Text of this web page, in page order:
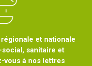
et nationale
sanitaire et
vous à nos lettres